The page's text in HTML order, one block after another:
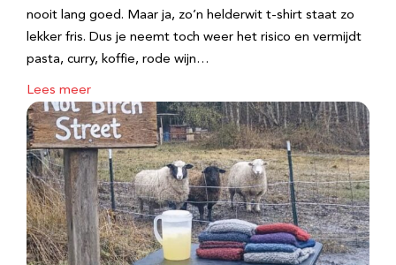
nooit lang goed. Maar ja, zo’n helderwit t-shirt staat zo
lekker fris. Dus je neemt toch weer het risico en vermijdt
pasta, curry, koffie, rode wijn…
Lees meer